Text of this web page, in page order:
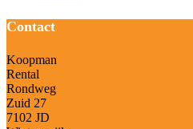
Contact
Koopman
Rental
Rondweg
Zuid 27
7102 JD